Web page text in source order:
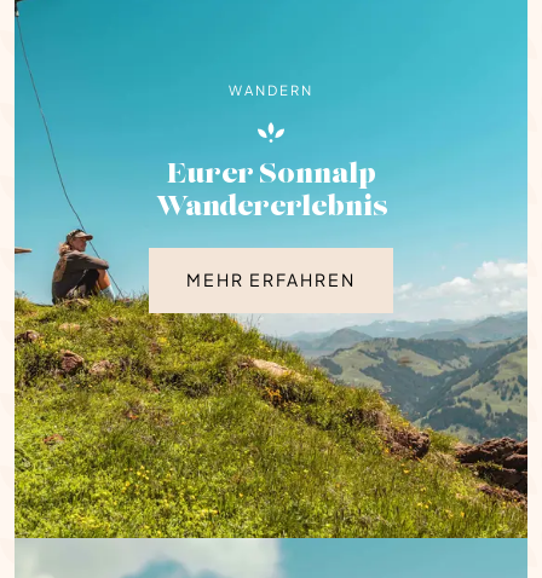
WANDERN
Eurer Sonnalp
Wandererlebnis
MEHR ERFAHREN